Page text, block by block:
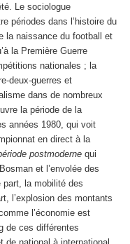
Le sociologue
périodes dans l’histoire du
la naissance du football et
la Première Guerre
nationales ; la
deux-guerres et
dans de nombreux
la période de la
années 1980, qui voit
en direct à la
postmoderne qui
et l’envolée des
part, la mobilité des
l’explosion des montants
l’économie est
de ces différentes